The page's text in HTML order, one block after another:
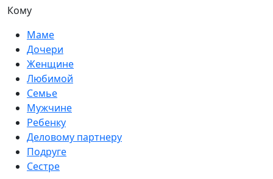
Кому
Маме
Дочери
Женщине
Любимой
Семье
Мужчине
Ребенку
Деловому партнеру
Подруге
Сестре